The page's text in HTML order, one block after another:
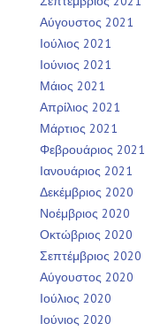
Αύγουστος 2021
Ιούλιος 2021
Ιούνιος 2021
Μάιος 2021
Απρίλιος 2021
Μάρτιος 2021
Φεβρουάριος 2021
Ιανουάριος 2021
Δεκέμβριος 2020
Νοέμβριος 2020
Οκτώβριος 2020
Σεπτέμβριος 2020
Αύγουστος 2020
Ιούλιος 2020
Ιούνιος 2020